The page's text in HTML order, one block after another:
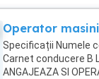
Operator
Specificații Numele
Carnet conducere B
ANGAJEAZA SI